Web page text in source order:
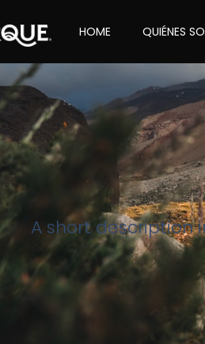
HOME QUIÉNES
A short description